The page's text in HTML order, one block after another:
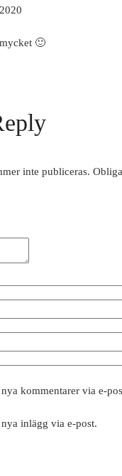
🙂
inte publiceras.
kommentarer via e-
inlägg via e-post.